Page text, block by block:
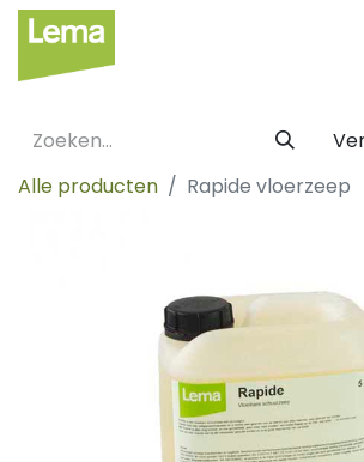
Alle producten
Rapide vloerzeep